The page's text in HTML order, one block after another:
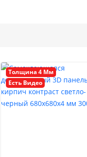
Есть Видео
Толщина 4 Мм